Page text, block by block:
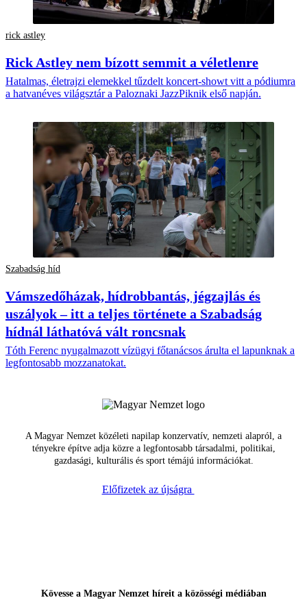
rick astley
Rick Astley nem bízott semmit a véletlenre
Hatalmas, életrajzi elemekkel tűzdelt koncert-showt vitt a pódiumra
a hatvanéves világsztár a Paloznaki JazzPiknik első napján.
Szabadság híd
Vámszedőházak, hídrobbantás, jégzajlás és
uszályok – itt a teljes története a Szabadság
hídnál láthatóvá vált roncsnak
Tóth Ferenc nyugalmazott vízügyi főtanácsos árulta el lapunknak a
legfontosabb mozzanatokat.
A Magyar Nemzet közéleti napilap konzervatív, nemzeti alapról, a
tényekre építve adja közre a legfontosabb társadalmi, politikai,
gazdasági, kulturális és sport témájú információkat.
Előfizetek az újságra
Kövesse a Magyar Nemzet híreit a közösségi médiában